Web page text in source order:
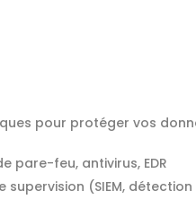
pour protéger vos
pare-feu, antivirus, EDR
(SIEM, détection